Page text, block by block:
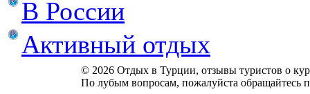
В России
Активный отдых
© 2026 Отдых в Турции, отзывы туристов о
По лубым вопросам, пожалуйста обращайтесь